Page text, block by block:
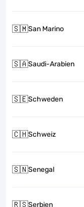
🇸🇲San Marino
🇸🇦Saudi-Arabien
🇸🇪Schweden
🇨🇭Schweiz
🇸🇳Senegal
🇷🇸Serbien